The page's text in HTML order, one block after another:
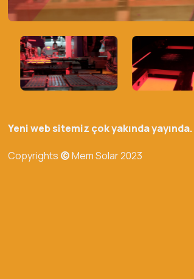
Yeni web sitemiz çok yakında yayında.
Copyrights ©Mem Solar 2023